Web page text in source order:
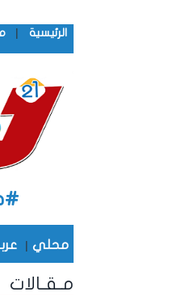
الرئيسية |
محلي |
مـقـالات